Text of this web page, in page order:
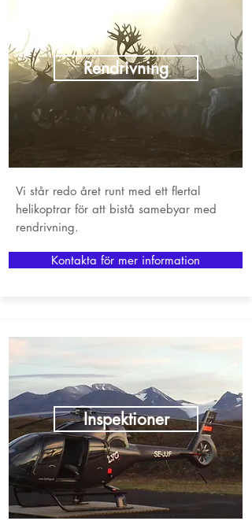
Rendrivning
Vi står redo året runt med ett flertal
helikoptrar för att bistå samebyar med
rendrivning.
Kontakta för mer information
Inspektioner